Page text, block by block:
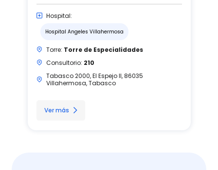
Hospital:
Hospital Angeles Villahermosa
Torre: Torre de Especialidades
Consultorio: 210
Tabasco 2000, El Espejo II, 86035
Villahermosa, Tabasco
Ver más